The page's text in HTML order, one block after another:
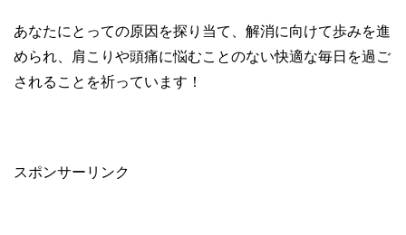
あなたにとっての原因を探り当て、解消に向けて歩みを進
められ、肩こりや頭痛に悩むことのない快適な毎日を過ご
されることを祈っています！
スポンサーリンク